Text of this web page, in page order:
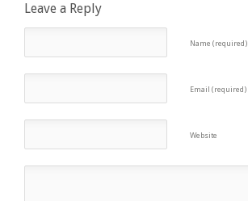
Leave a Reply
Name (required)
Email (required)
Website